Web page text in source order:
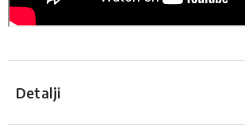
Detalji